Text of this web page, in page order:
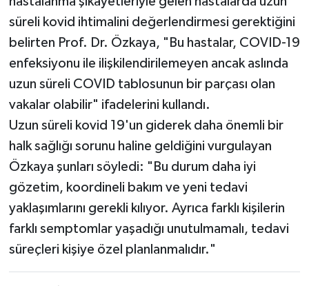
süreli kovid ihtimalini değerlendirmesi gerektiğini
belirten Prof. Dr. Özkaya, "Bu hastalar, COVID-19
enfeksiyonu ile ilişkilendirilemeyen ancak aslında
uzun süreli COVID tablosunun bir parçası olan
vakalar olabilir" ifadelerini kullandı.
Uzun süreli kovid 19'un giderek daha önemli bir
halk sağlığı sorunu haline geldiğini vurgulayan
Özkaya şunları söyledi: "Bu durum daha iyi
gözetim, koordineli bakım ve yeni tedavi
yaklaşımlarını gerekli kılıyor. Ayrıca farklı kişilerin
farklı semptomlar yaşadığı unutulmamalı, tedavi
süreçleri kişiye özel planlanmalıdır."